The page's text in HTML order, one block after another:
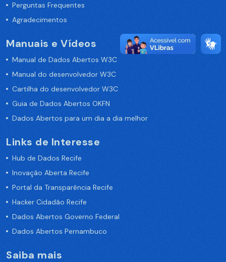
Perguntas Frequentes
Agradecimentos
Manuais e Vídeos
Manual de Dados Abertos W3C
Manual do desenvolvedor W3C
Cartilha do desenvolvedor W3C
Guia de Dados Abertos OKFN
Dados Abertos para um dia a dia melhor
Links de Interesse
Hub de Dados Recife
Inovação Aberta Recife
Portal da Transparência Recife
Hacker Cidadão Recife
Dados Abertos Governo Federal
Dados Abertos Pernambuco
Saiba mais